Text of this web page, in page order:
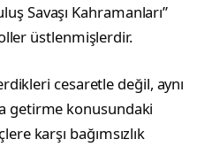
Savaşı Kahramanları”
üstlenmişlerdir.
cesaretle değil, aynı
getirme konusundaki
karşı bağımsızlık